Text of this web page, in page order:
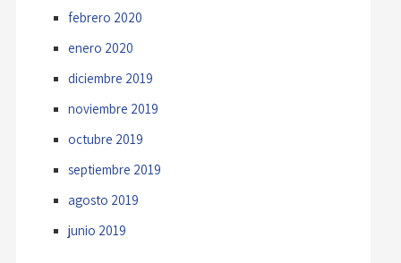
febrero 2020
enero 2020
diciembre 2019
noviembre 2019
octubre 2019
septiembre 2019
agosto 2019
junio 2019